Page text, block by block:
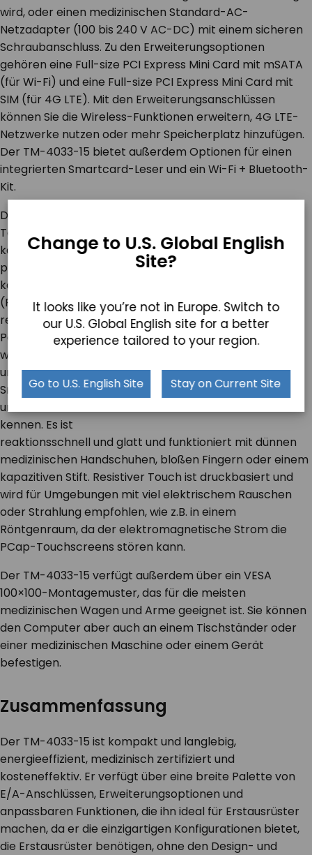
wird, oder einen medizinischen Standard-AC-
Netzadapter (100 bis 240 V AC-DC) mit einem sicheren
Schraubanschluss. Zu den Erweiterungsoptionen
gehören eine Full-size PCI Express Mini Card mit mSATA
(für Wi-Fi) und eine Full-size PCI Express Mini Card mit
SIM (für 4G LTE). Mit den Erweiterungsanschlüssen
können Sie die Wireless-Funktionen erweitern, 4G LTE-
Netzwerke nutzen oder mehr Speicherplatz hinzufügen.
Der TM-4033-15 bietet außerdem Optionen für einen
integrierten Smartcard-Leser und ein Wi-Fi + Bluetooth-
Kit.
Der
Touchscreen
kann entweder
projiziert
kapazitiv
(Pcap) oder
resistiv sein.
Pcap ist das,
was wir von
unseren
Smartphones
und Tablets
kennen. Es ist
reaktionsschnell und glatt und funktioniert mit dünnen
medizinischen Handschuhen, bloßen Fingern oder einem
kapazitiven Stift. Resistiver Touch ist druckbasiert und
wird für Umgebungen mit viel elektrischem Rauschen
oder Strahlung empfohlen, wie z.B. in einem
Röntgenraum, da der elektromagnetische Strom die
PCap-Touchscreens stören kann.
Der TM-4033-15 verfügt außerdem über ein VESA
100×100-Montagemuster, das für die meisten
medizinischen Wagen und Arme geeignet ist. Sie können
den Computer aber auch an einem Tischständer oder
einer medizinischen Maschine oder einem Gerät
befestigen.
Zusammenfassung
Der TM-4033-15 ist kompakt und langlebig,
energieeffizient, medizinisch zertifiziert und
kosteneffektiv. Er verfügt über eine breite Palette von
E/A-Anschlüssen, Erweiterungsoptionen und
anpassbaren Funktionen, die ihn ideal für Erstausrüster
machen, da er die einzigartigen Konfigurationen bietet,
die Erstausrüster benötigen, ohne den Design- und
Change to U.S. Global English
Site?
It looks like you’re not in Europe. Switch to
our U.S. Global English site for a better
experience tailored to your region.
Go to U.S. English Site Stay on Current Site